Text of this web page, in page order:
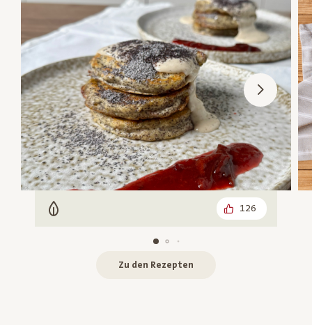
Vegetarisch 126
Zu den Rezepten